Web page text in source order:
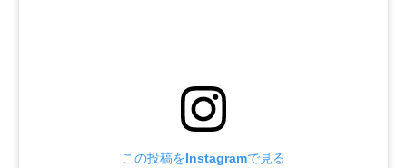
この投稿をInstagramで見る